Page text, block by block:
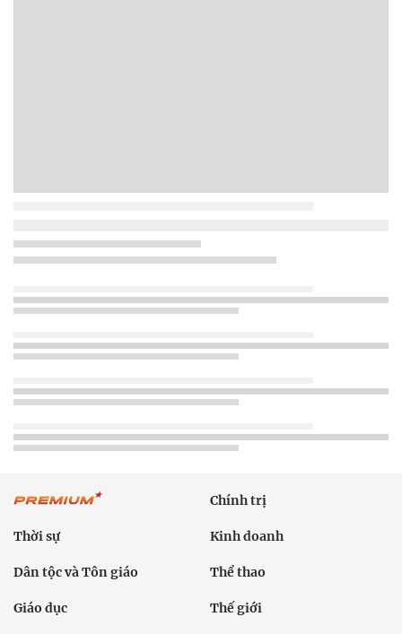
Chính trị
Thời sự Kinh doanh
Dân tộc và Tôn giáo Thể thao
Giáo dục Thế giới